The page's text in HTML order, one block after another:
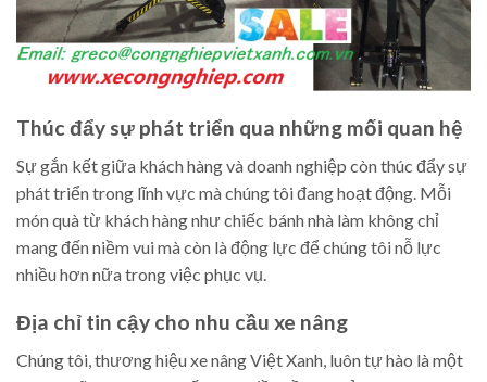
Thúc đẩy sự phát triển qua những mối quan hệ
Sự gắn kết giữa khách hàng và doanh nghiệp còn thúc đẩy sự
phát triển trong lĩnh vực mà chúng tôi đang hoạt động. Mỗi
món quà từ khách hàng như chiếc bánh nhà làm không chỉ
mang đến niềm vui mà còn là động lực để chúng tôi nỗ lực
nhiều hơn nữa trong việc phục vụ.
Địa chỉ tin cậy cho nhu cầu xe nâng
Chúng tôi, thương hiệu xe nâng Việt Xanh, luôn tự hào là một